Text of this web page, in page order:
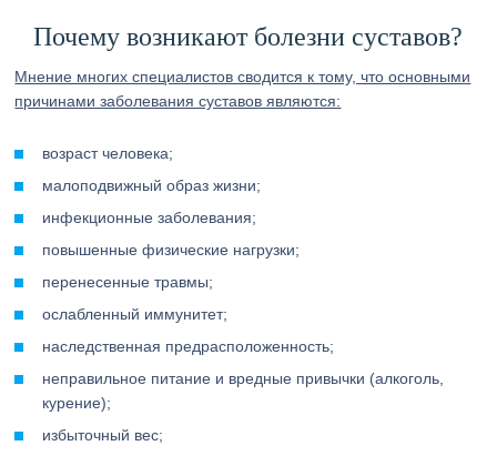
Почему возникают болезни суставов?
Мнение многих специалистов сводится к тому, что основными
причинами заболевания суставов являются:
возраст человека;
малоподвижный образ жизни;
инфекционные заболевания;
повышенные физические нагрузки;
перенесенные травмы;
ослабленный иммунитет;
наследственная предрасположенность;
неправильное питание и вредные привычки (алкоголь,
курение);
избыточный вес;